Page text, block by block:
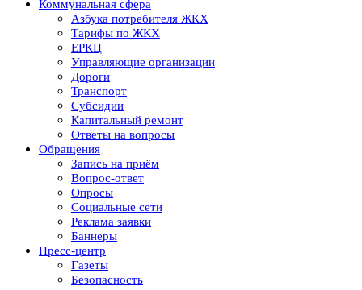
Коммунальная сфера
Азбука потребителя ЖКХ
Тарифы по ЖКХ
ЕРКЦ
Управляющие организации
Дороги
Транспорт
Субсидии
Капитальный ремонт
Ответы на вопросы
Обращения
Запись на приём
Вопрос-ответ
Опросы
Социальные сети
Реклама заявки
Баннеры
Пресс-центр
Газеты
Безопасность